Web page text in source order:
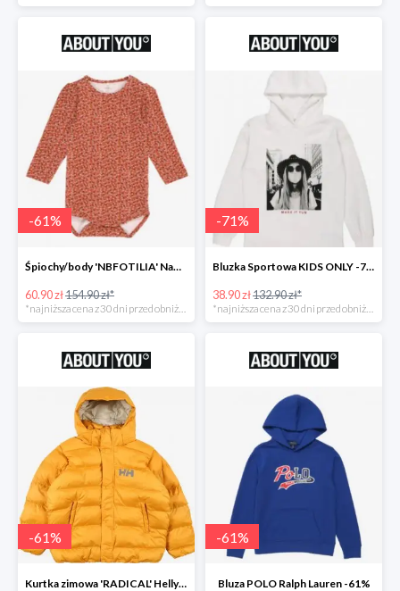
-61%
Śpiochy/body 'NBFOTILIA' Name It -62%
60.90 zł154.90 zł*
*najniższa cena z 30 dni przed obniżką
-71%
Bluzka Sportowa KIDS ONLY -71%
38.90 zł132.90 zł*
*najniższa cena z 30 dni przed obniżką
-61%
Kurtka zimowa 'RADICAL' Helly Hansen -61%
-61%
Bluza POLO Ralph Lauren -61%